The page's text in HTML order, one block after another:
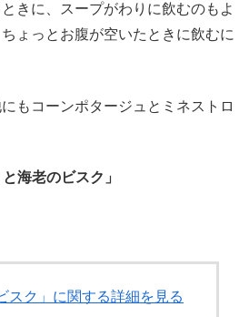
きに、スープがわりに飲むのもよ
ょっとお腹が空いたときに飲むに
もコーンポタージュとミネストロ
海老のビスク」
スク」に関する詳細を見る